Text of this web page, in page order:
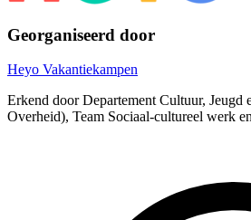
Georganiseerd door
Heyo Vakantiekampen
Erkend door Departement Cultuur, Jeugd
Overheid), Team Sociaal-cultureel werk